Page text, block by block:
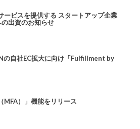
ービスを提供する スタートアップ企業
出資のお知らせ
の自社EC拡大に向け「Fulfillment by
MFA）」機能をリリース